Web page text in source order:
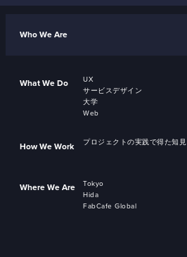
Who We Are
What We Do UX
サービスデザイン
大学
Web
How We Work プロジェクトの実践で得た知見
Where We Are Tokyo
Hida
FabCafe Global